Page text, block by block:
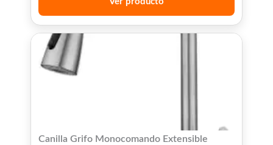
Canilla Grifo Monocomando Extensible